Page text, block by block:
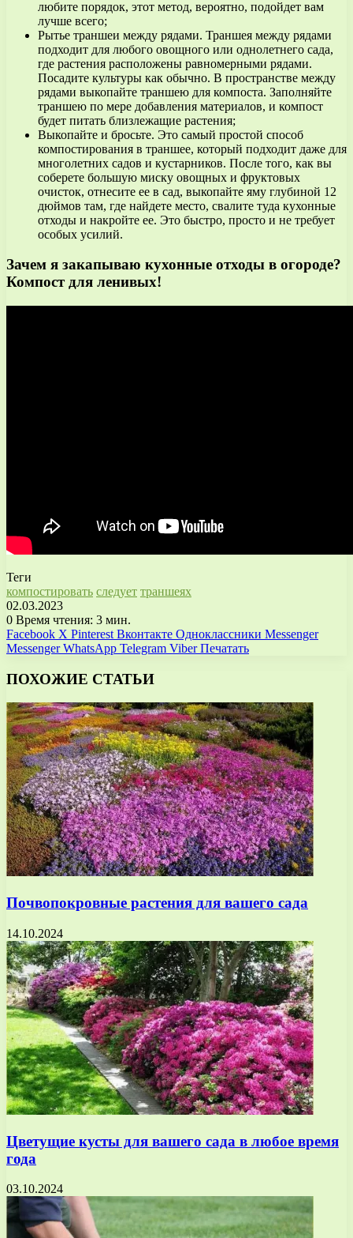
любите порядок, этот метод, вероятно, подойдет вам
лучше всего;
Рытье траншеи между рядами. Траншея между рядами
подходит для любого овощного или однолетнего сада,
где растения расположены равномерными рядами.
Посадите культуры как обычно. В пространстве между
рядами выкопайте траншею для компоста. Заполняйте
траншею по мере добавления материалов, и компост
будет питать близлежащие растения;
Выкопайте и бросьте. Это самый простой способ
компостирования в траншее, который подходит даже для
многолетних садов и кустарников. После того, как вы
соберете большую миску овощных и фруктовых
очисток, отнесите ее в сад, выкопайте яму глубиной 12
дюймов там, где найдете место, свалите туда кухонные
отходы и накройте ее. Это быстро, просто и не требует
особых усилий.
Зачем я закапываю кухонные отходы в огороде?
Компост для ленивых!
Теги
компостировать следует траншеях
02.03.2023
0 Время чтения: 3 мин.
Facebook X Pinterest Вконтакте Одноклассники Messenger
Messenger WhatsApp Telegram Viber Печатать
ПОХОЖИЕ СТАТЬИ
Почвопокровные растения для вашего сада
14.10.2024
Цветущие кусты для вашего сада в любое время
года
03.10.2024